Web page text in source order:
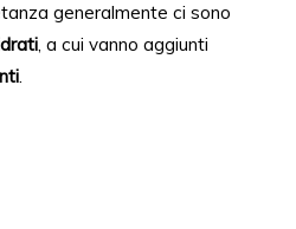
generalmente ci sono
, a cui vanno aggiunti
.